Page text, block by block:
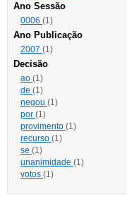
Ano Sessão
0006 (1)
Ano Publicação
2007 (1)
Decisão
ao (1)
de (1)
negou (1)
por (1)
provimento (1)
recurso (1)
se (1)
unanimidade (1)
votos (1)